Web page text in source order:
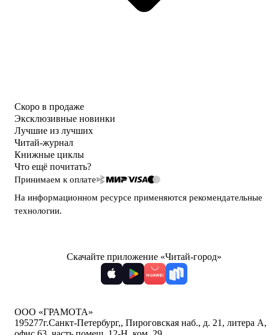
Скоро в продаже
Эксклюзивные новинки
Лучшие из лучших
Читай-журнал
Книжные циклы
Что ещё почитать?
Принимаем к оплате
На информационном ресурсе применяются рекомендательные
технологии.
Скачайте приложение «Читай-город»
ООО «ГРАМОТА»
195277г.Санкт-Петербург,, Пироговская наб., д. 21, литера А,